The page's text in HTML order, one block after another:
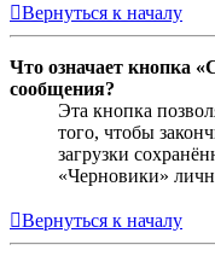
Вернуться к началу
Что означает кнопка
сообщения?
Эта кнопка
того, чтобы
загрузки
«Черновики»
Вернуться к началу